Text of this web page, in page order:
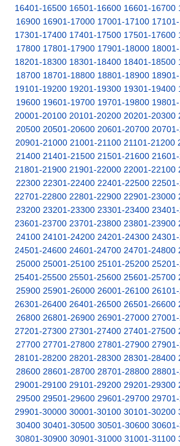
16401-16500 16501-16600 16601-16700
16900 16901-17000 17001-17100
17301-17400 17401-17500 17501-17600
17800 17801-17900 17901-18000
18201-18300 18301-18400 18401-18500
18700 18701-18800 18801-18900
19101-19200 19201-19300 19301-19400
19600 19601-19700 19701-19800
20001-20100 20101-20200 20201-20300
20500 20501-20600 20601-20700
20901-21000 21001-21100 21101-21200
21400 21401-21500 21501-21600
21801-21900 21901-22000 22001-22100
22300 22301-22400 22401-22500
22701-22800 22801-22900 22901-23000
23200 23201-23300 23301-23400
23601-23700 23701-23800 23801-23900
24100 24101-24200 24201-24300
24501-24600 24601-24700 24701-24800
25000 25001-25100 25101-25200
25401-25500 25501-25600 25601-25700
25900 25901-26000 26001-26100
26301-26400 26401-26500 26501-26600
26800 26801-26900 26901-27000
27201-27300 27301-27400 27401-27500
27700 27701-27800 27801-27900
28101-28200 28201-28300 28301-28400
28600 28601-28700 28701-28800
29001-29100 29101-29200 29201-29300
29500 29501-29600 29601-29700
29901-30000 30001-30100 30101-30200
30400 30401-30500 30501-30600
30801-30900 30901-31000 31001-31100